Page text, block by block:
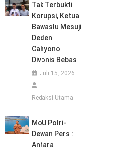
Tak Terbukti
Korupsi, Ketua
Bawaslu Mesuji
Deden
Cahyono
Divonis Bebas
Juli 15, 2026
Redaksi Utama
MoU Polri-
Dewan Pers :
Antara